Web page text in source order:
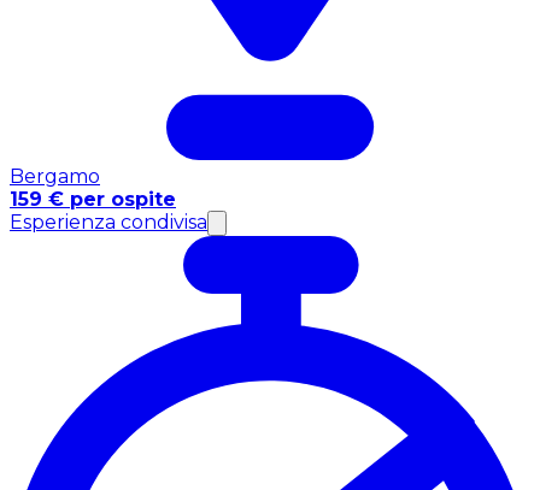
Bergamo
159 € per ospite
Esperienza condivisa